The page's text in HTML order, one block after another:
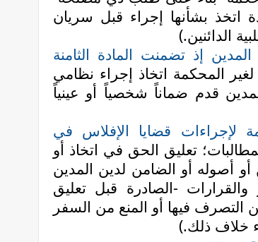
بشأنها إجراء قبل سريان
الدائنين.)
إذ تضمنت المادة الثامنة
لغير المحكمة اتخاذ إجراء نظامي
قدم ضماناً شخصياً أو عينياً
لإجراءات قضايا الإفلاس في
تعليق الحق في اتخاذ أو
أصوله أو الضامن لدين المدين
والقرارات -الصادرة قبل تعليق
التصرف فيها أو المنع من السفر
خلاف ذلك.)